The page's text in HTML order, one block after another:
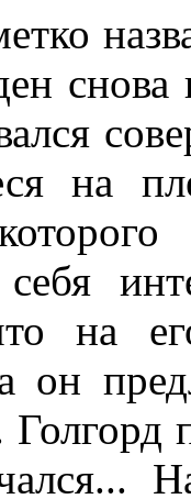
снова
на
себя
что на
он
Голгорд